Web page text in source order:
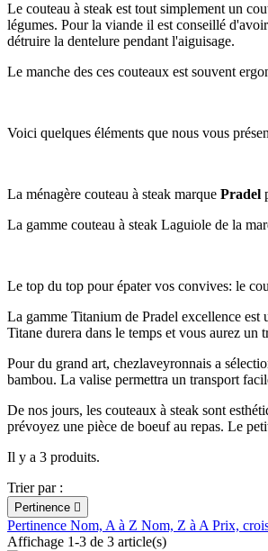
Le couteau à steak est tout simplement un
légumes. Pour la viande il est conseillé
détruire la dentelure pendant l'aiguisage.
Le manche des ces couteaux est souvent
Voici quelques éléments que nous vous
La ménagère couteau à steak marque Pradel
La gamme couteau à steak Laguiole de la
Le top du top pour épater vos convives: le
La gamme Titanium de Pradel excellence est
Titane durera dans le temps et vous aurez un
Pour du grand art, chezlaveyronnais a
bambou. La valise permettra un transport
De nos jours, les couteaux à steak sont
prévoyez une pièce de boeuf au repas. Le
Il y a 3 produits.
Trier par :
Pertinence 
Pertinence Nom, A à Z Nom, Z à APrix,
Affichage 1-3 de 3 article(s)